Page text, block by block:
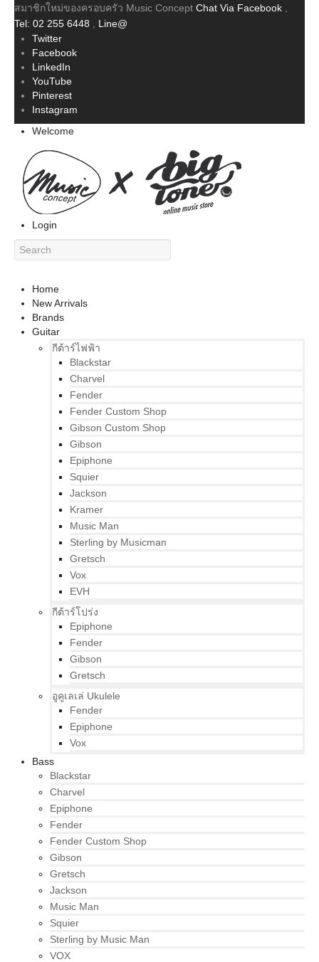
สมาชิกใหม่ของครอบครัว Music Concept Chat Via Facebook
Tel: 02 255 6448
Line@
Twitter
Facebook
LinkedIn
YouTube
Pinterest
Instagram
Welcome
Login
Home
New Arrivals
Brands
Guitar
กีต้าร์ไฟฟ้า
Blackstar
Charvel
Fender
Fender Custom Shop
Gibson Custom Shop
Gibson
Epiphone
Squier
Jackson
Kramer
Music Man
Sterling by Musicman
Gretsch
Vox
EVH
กีต้าร์โปร่ง
Epiphone
Fender
Gibson
Gretsch
อูคูเลเล่ Ukulele
Fender
Epiphone
Vox
Bass
Blackstar
Charvel
Epiphone
Fender
Fender Custom Shop
Gibson
Gretsch
Jackson
Music Man
Squier
Sterling by Music Man
VOX